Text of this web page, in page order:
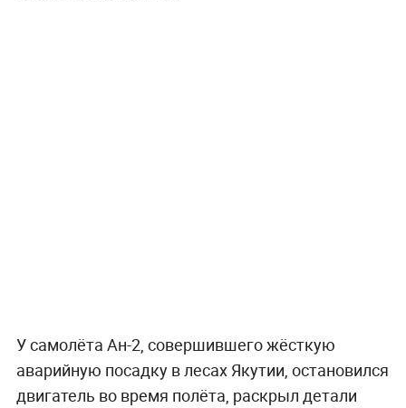
У самолёта Ан-2, совершившего жёсткую
аварийную посадку в лесах Якутии, остановился
двигатель во время полёта, раскрыл детали